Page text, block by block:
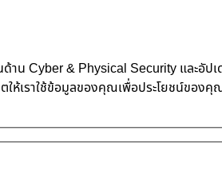
ด้าน Cyber & Physical Security และ
ห้เราใช้ข้อมูลของคุณเพื่อประโยชน์ของคุ